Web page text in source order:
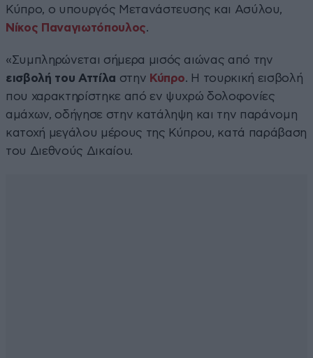
Κύπρο, ο υπουργός Μετανάστευσης και Ασύλου,
Νίκος Παναγιωτόπουλος.
«Συμπληρώνεται σήμερα μισός αιώνας από την
εισβολή του Αττίλα στην Κύπρο. Η τουρκική εισβολή
που χαρακτηρίστηκε από εν ψυχρώ δολοφονίες
αμάχων, οδήγησε στην κατάληψη και την παράνομη
κατοχή μεγάλου μέρους της Κύπρου, κατά παράβαση
του Διεθνούς Δικαίου.